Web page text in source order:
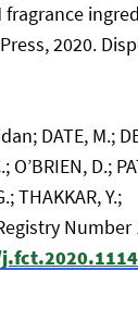
fragrance
2020.
DATE, M.;
O’BRIEN, D.;
THAKKAR, Y.;
Number